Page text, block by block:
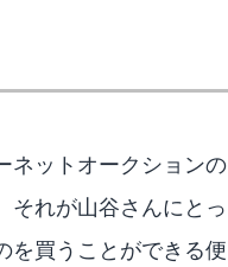
ネットオークションの
それが山谷さんにとっ
を買うことができる便